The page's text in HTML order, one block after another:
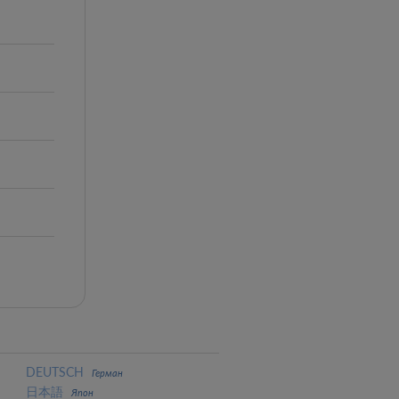
DEUTSCH Герман
日本語 Япон